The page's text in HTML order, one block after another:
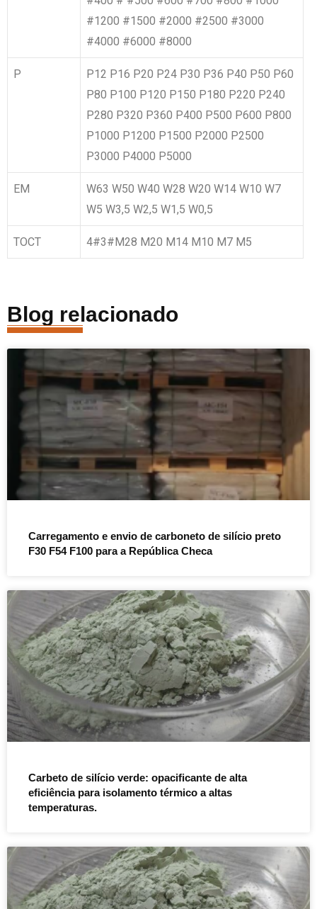
#1200 #1500 #2000 #2500 #3000
#4000 #6000 #8000
P
P12 P16 P20 P24 P30 P36 P40 P50 P60
P80 P100 P120 P150 P180 P220 P240
P280 P320 P360 P400 P500 P600 P800
P1000 P1200 P1500 P2000 P2500
P3000 P4000 P5000
EM
W63 W50 W40 W28 W20 W14 W10 W7
W5 W3,5 W2,5 W1,5 W0,5
TOCT 4#3#M28 M20 M14 M10 M7 M5
Blog relacionado
Carregamento e envio de carboneto de silício preto
F30 F54 F100 para a República Checa
Carbeto de silício verde: opacificante de alta
eficiência para isolamento térmico a altas
temperaturas.